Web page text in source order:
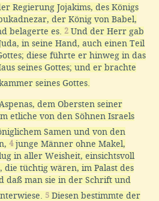
Regierung Jojakims, des Königs
der König von Babel,
belagerte es. 2 Und der Herr gab
in seine Hand, auch einen Teil
diese führte er hinweg in das
seines Gottes; und er brachte
seines Gottes.
dem Obersten seiner
etliche von den Söhnen Israels
Samen und von den
4junge Männer ohne Makel,
in aller Weisheit, einsichtsvoll
die tüchtig wären, im Palast des
daß man sie in der Schrift und
5 Diesen bestimmte der